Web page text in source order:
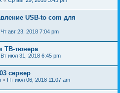
USB-to com для
Чт авг 23, 2018 7:04 pm
ТВ-тюнера
Вт июл 31, 2018 6:45 pm
сервер
« Пт июл 06, 2018 11:07 am